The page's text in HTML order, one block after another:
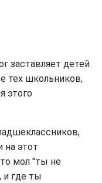
заставляет детей
тех школьников,
этого
на этот
мол "ты не
и где ты